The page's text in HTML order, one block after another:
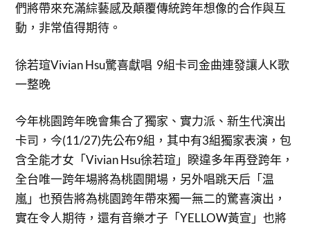
們將帶來充滿綜藝感及顛覆傳統跨年想像的合作與互
動，非常值得期待。
徐若瑄Vivian Hsu驚喜獻唱 9組卡司金曲連發讓人K歌
一整晚
今年桃園跨年晚會集合了獨家、實力派、新生代演出
卡司，今(11/27)先公布9組，其中有3組獨家表演，包
含全能才女「Vivian Hsu徐若瑄」睽違多年再登跨年，
全台唯一跨年場將為桃園開場，另外唱跳天后「温
嵐」也預告將為桃園跨年帶來獨一無二的驚喜演出，
實在令人期待，還有音樂才子「YELLOW黃宣」也將